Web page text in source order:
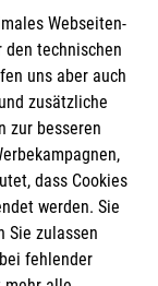
Webseiten-
den technischen
uns aber auch
zusätzliche
zur besseren
dass Cookies
werden. Sie
Sie zulassen
fehlender